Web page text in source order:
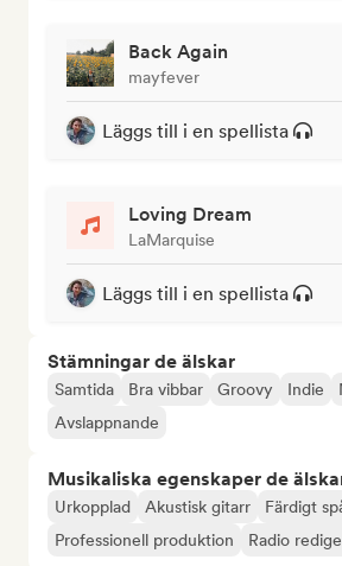
Back Again
mayfever
Läggs till i en spellista
Loving Dream
LaMarquise
Läggs till i en spellista
Stämningar de älskar
Samtida Bra vibbar Groovy Indie
Avslappnande
Musikaliska egenskaper de
Urkopplad Akustisk gitarr
Färdigt
Professionell produktion
Radio